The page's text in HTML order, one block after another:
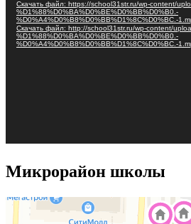
Скачать файл: https://school31str.ru/wp-content/
%D1%88%D0%BA%D0%BE%D0%BB%D0%B0.-
%D0%A4%D0%B8%D0%BB%D1%8C%D0%BC.-
Скачать файл: http://school31str.ru/wp-content/
%D1%88%D0%BA%D0%BE%D0%BB%D0%B0.-
%D0%A4%D0%B8%D0%BB%D1%8C%D0%BC.-
Микрорайон школы